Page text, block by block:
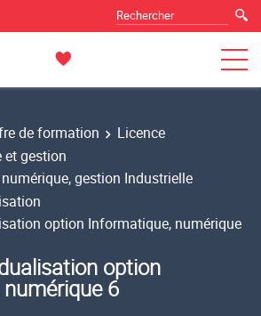
de formation
Licence
et gestion
gestion Industrielle
option Informatique, numérique
option
6